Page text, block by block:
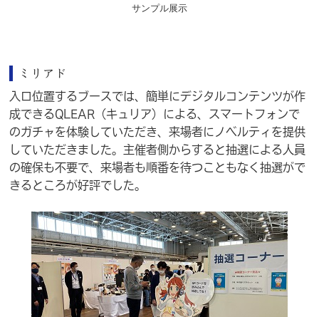
サンプル展示
ミリアド
入口位置するブースでは、簡単にデジタルコンテンツが作
成できるQLEAR（キュリア）による、スマートフォンで
のガチャを体験していただき、来場者にノベルティを提供
していただきました。主催者側からすると抽選による人員
の確保も不要で、来場者も順番を待つこともなく抽選がで
きるところが好評でした。